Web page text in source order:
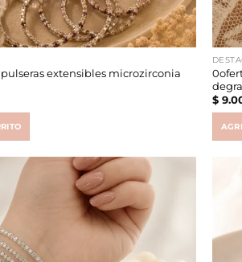
pulseras extensibles microzirconia
$